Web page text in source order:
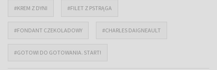
#KREM Z DYNI #FILET Z PSTRĄGA
#FONDANT CZEKOLADOWY #CHARLES DAIGNEAULT
#GOTOWI DO GOTOWANIA. START!